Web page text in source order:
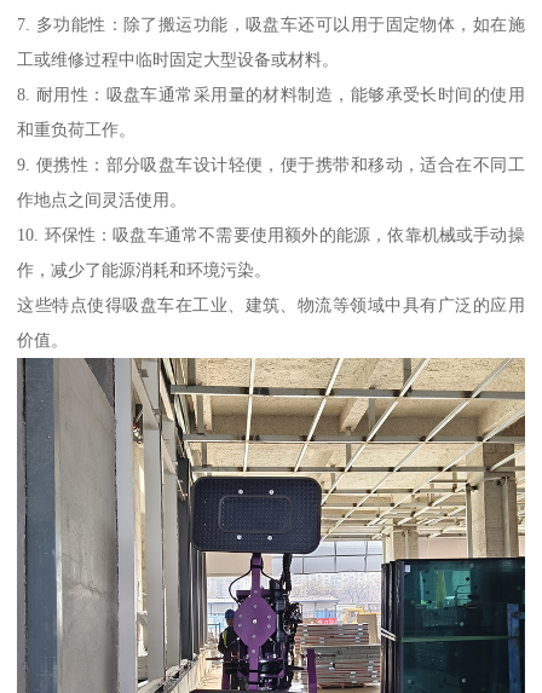
7. 多功能性：除了搬运功能，吸盘车还可以用于固定物体，如在施
工或维修过程中临时固定大型设备或材料。
8. 耐用性：吸盘车通常采用量的材料制造，能够承受长时间的使用
和重负荷工作。
9. 便携性：部分吸盘车设计轻便，便于携带和移动，适合在不同工
作地点之间灵活使用。
10. 环保性：吸盘车通常不需要使用额外的能源，依靠机械或手动操
作，减少了能源消耗和环境污染。
这些特点使得吸盘车在工业、建筑、物流等领域中具有广泛的应用
价值。